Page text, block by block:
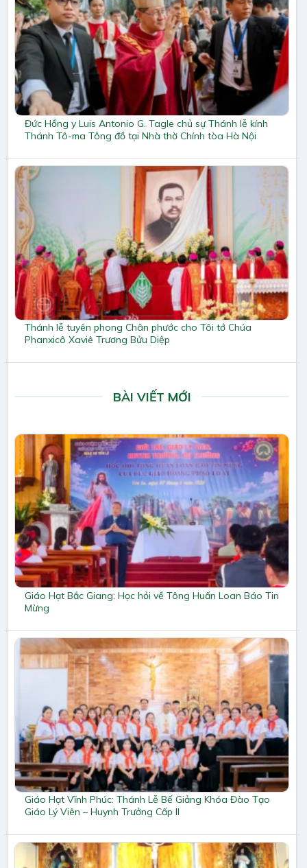
Đức Hồng y Luis Antonio G. Tagle chủ sự Thánh lễ kính
Thánh Tô-ma Tông đồ tại Nhà thờ Chính tòa Hà Nội
Thánh lễ tuyên phong Chân phước cho Tôi tớ Chúa
Phanxicô Xaviê Trương Bửu Diệp
BÀI VIẾT MỚI
Giáo Hạt Bắc Giang: Học hỏi về Tông Huấn Loan Báo Tin
Mừng
Giáo Hạt Vĩnh Phúc: Thánh Lễ Bế Giảng Khóa Đào Tạo
Giáo Lý Viên – Huynh Trưởng Cấp II